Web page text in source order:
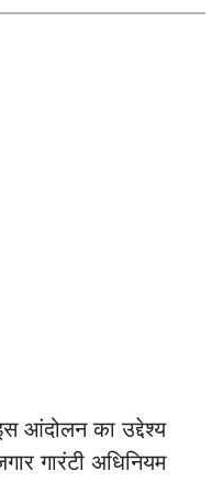
आंदोलन का उद्देश्य
गारंटी अधिनियम